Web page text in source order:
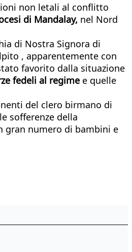
non letali al conflitto
di Mandalay, nel Nord
di Nostra Signora di
, apparentemente con
favorito dalla situazione
fedeli al regime e quelle
del clero birmano di
sofferenze della
gran numero di bambini e